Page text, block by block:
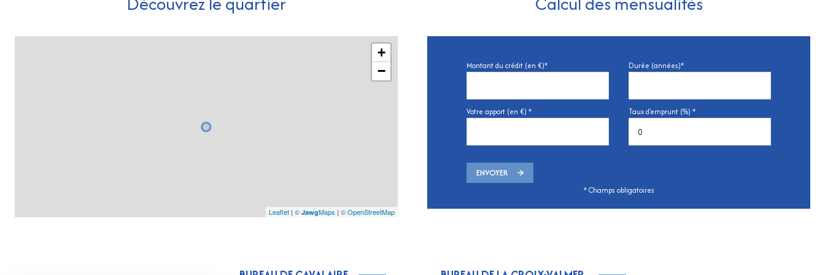
+
−
Leaflet | © JawgMaps | © OpenStreetMap
Montant du crédit (en €)* Durée (années)*
Votre apport (en €) * Taux d'emprunt (%) *
ENVOYER
* Champs obligatoires